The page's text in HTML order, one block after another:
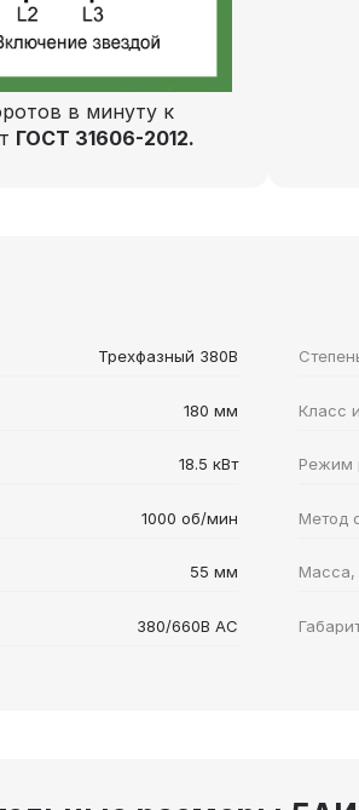
в минуту к
ГОСТ 31606-2012.
Трехфазный 380В
180 мм
18.5 кВт
1000 об/мин
55 мм
380/660В AC
Класс
Режим
Метод
Масса,